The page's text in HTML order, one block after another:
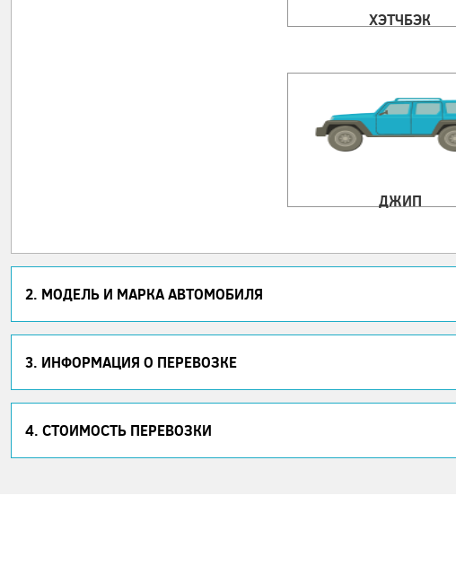
ХЭТЧБЭК
ДЖИП
2. МОДЕЛЬ И МАРКА АВТОМОБИЛЯ
3. ИНФОРМАЦИЯ О ПЕРЕВОЗКЕ
4. СТОИМОСТЬ ПЕРЕВОЗКИ